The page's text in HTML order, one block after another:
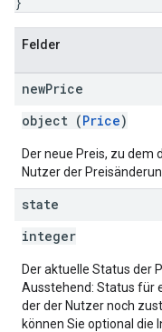
Felder
newPrice
object (Price)
Der neue Preis, zu dem
Nutzer der
state
integer
Der aktuelle Status der
Ausstehend: Status für
der der Nutzer noch
können Sie optional die